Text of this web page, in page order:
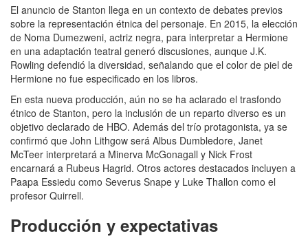
El anuncio de Stanton llega en un contexto de debates previos
sobre la representación étnica del personaje. En 2015, la elección
de Noma Dumezweni, actriz negra, para interpretar a Hermione
en una adaptación teatral generó discusiones, aunque J.K.
Rowling defendió la diversidad, señalando que el color de piel de
Hermione no fue especificado en los libros.
En esta nueva producción, aún no se ha aclarado el trasfondo
étnico de Stanton, pero la inclusión de un reparto diverso es un
objetivo declarado de HBO. Además del trío protagonista, ya se
confirmó que John Lithgow será Albus Dumbledore, Janet
McTeer interpretará a Minerva McGonagall y Nick Frost
encarnará a Rubeus Hagrid. Otros actores destacados incluyen a
Paapa Essiedu como Severus Snape y Luke Thallon como el
profesor Quirrell.
Producción y expectativas